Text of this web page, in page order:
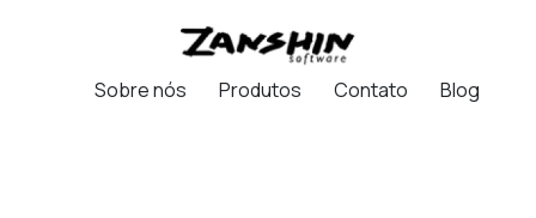
Sobre nós Produtos Contato Blog